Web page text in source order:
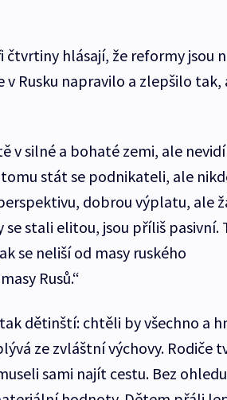
čtvrtiny hlásají, že reformy jsou
v Rusku napravilo a zlepšilo tak,
v silné a bohaté zemi, ale nevidí
stát se podnikateli, ale
dobrou výplatu, ale
se stali elitou, jsou příliš pasivní.
se neliší od masy ruského
Rusů.“
dětinští: chtěli by všechno a
ze zvláštní výchovy. Rodiče
sami najít cestu. Bez